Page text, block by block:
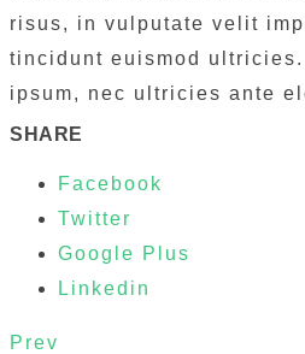
risus, in vulputate velit
tincidunt euismod
ipsum, nec ultricies ante
SHARE
Facebook
Twitter
Google Plus
Linkedin
Prev